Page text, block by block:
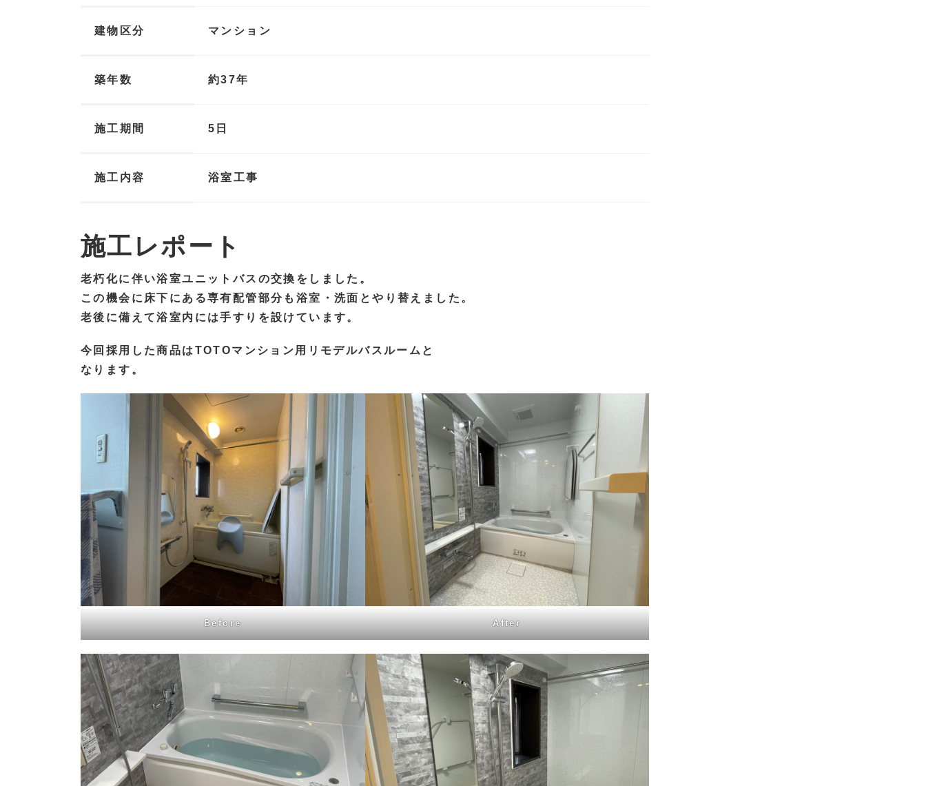
建物区分 マンション
築年数 約37年
施工期間 5日
施工内容 浴室工事
施工レポート
老朽化に伴い浴室ユニットバスの交換をしました。
この機会に床下にある専有配管部分も浴室・洗面とやり替えました。
老後に備えて浴室内には手すりを設けています。
今回採用した商品はTOTOマンション用リモデルバスルームと
なります。
Before After